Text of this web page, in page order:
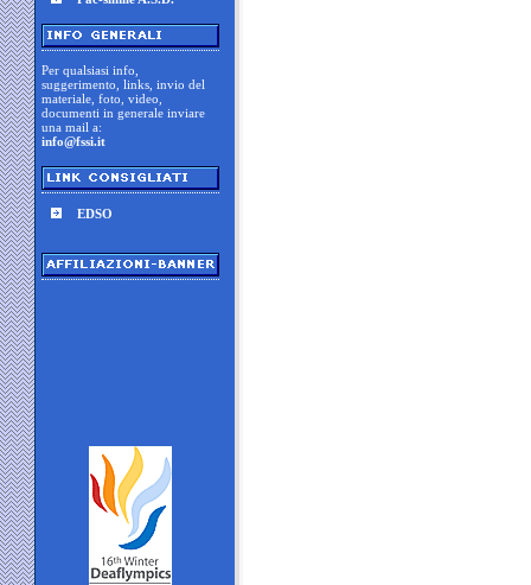
Per qualsiasi info,
suggerimento, links, invio del
materiale, foto, video,
documenti in generale inviare
una mail a:
info@fssi.it
EDSO